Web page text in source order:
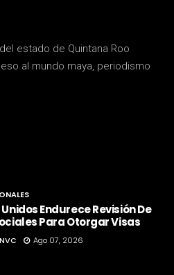
estado de Quintana Roo
al mundo maya, periodismo
Endurece Revisión De
Para Otorgar Visas
Ago 07, 2026